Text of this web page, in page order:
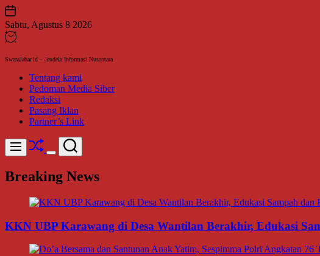
Skip
to
content
Sabtu, Agustus 8 2026
SwaraJabar.id – Jendela Informasi Nusantara
Tentang kami
Pedoman Media Siber
Redaksi
Pasang Iklan
Partner’s Link
Menu Shuffle
Switch
mode
Search
Breaking News
KKN UBP Karawang di Desa Wantilan Berakhir, Edukasi